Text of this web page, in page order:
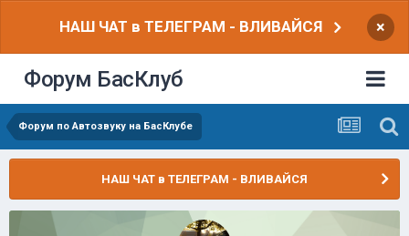
НАШ ЧАТ в ТЕЛЕГРАМ - ВЛИВАЙСЯ ×
Форум БасКлуб
Форум по Автозвуку на БасКлубе
НАШ ЧАТ в ТЕЛЕГРАМ - ВЛИВАЙСЯ